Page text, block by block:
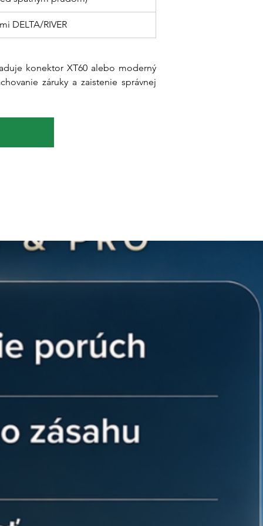
DELTA/RIVER
konektor XT60 alebo moderný
záruky a zaistenie správnej